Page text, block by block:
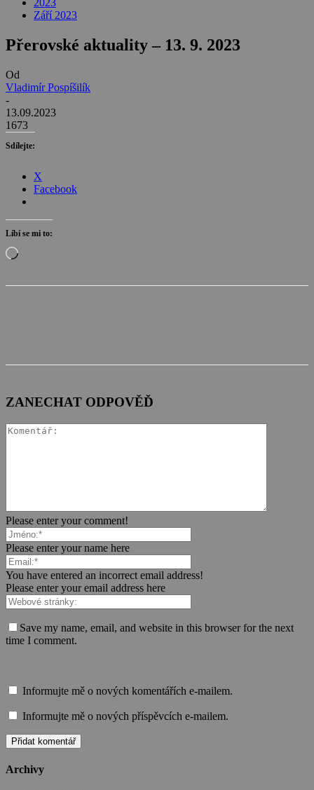
2023
Září 2023
Přerovské aktuality – 13. 9. 2023
Od
Vladimír Pospíšilík
-
13.09.2023
1673
Sdílejte:
X
Facebook
Líbí se mi to:
Načítání…
ZANECHAT ODPOVĚĎ
Please enter your comment!
Please enter your name here
You have entered an incorrect email address!
Please enter your email address here
Save my name, email, and website in this browser for the next
time I comment.
Informujte mě o nových komentářích e-mailem.
Informujte mě o nových příspěvcích e-mailem.
Archivy